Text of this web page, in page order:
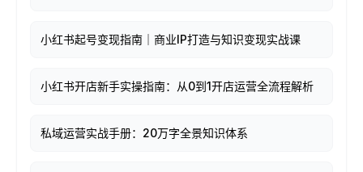
小红书起号变现指南｜商业IP打造与知识变现实战课
小红书开店新手实操指南：从0到1开店运营全流程解析
私域运营实战手册：20万字全景知识体系